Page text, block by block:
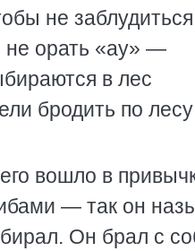
не
не орать «ау» —
в лес
бродить по
вошло в
— так он
Он брал с